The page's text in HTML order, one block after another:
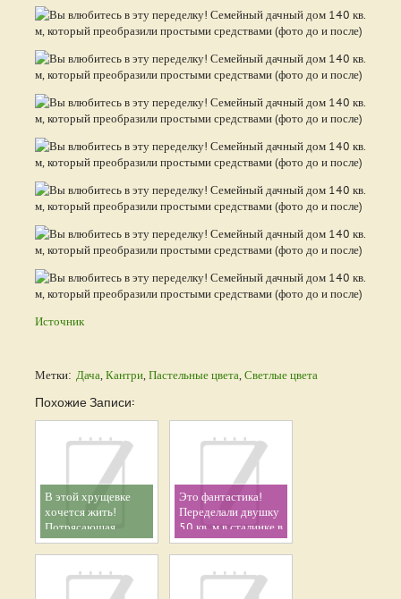
Источник
Метки: Дача Кантри, Пастельные цвета Светлые цвета
Похожие Записи:
В этой хрущевке
хочется жить!
Потрясающая
переделка семейной
двушки 45 кв. м
(фото до и после)
Это фантастика!
Переделали двушку
50 кв. м в сталинке в
центре Москвы
(фото до и после вас
удивят)